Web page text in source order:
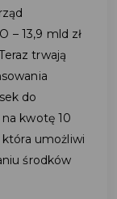
– 13,9 mld zł
trwają
do
kwotę 10
umożliwi
środków